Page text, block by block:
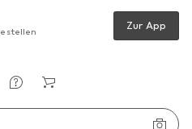
Zur App